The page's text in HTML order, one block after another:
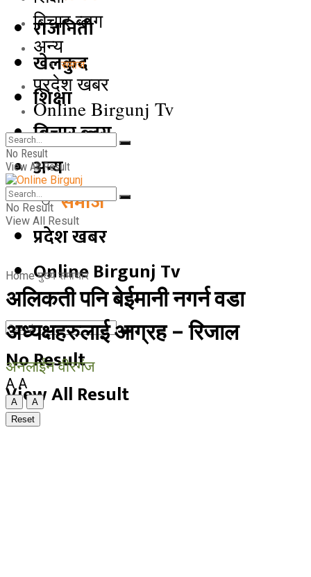
राजनिती
खेलकुद
शिक्षा
बिचार ब्लग
अन्य
समाज
प्रदेश खबर
Online Birgunj Tv
No Result
View All Result
बिचार ब्लग
अन्य
समाज
प्रदेश खबर
Online Birgunj Tv
No Result
View All Result
No Result
View All Result
Home मुख्य समाचार
अलिकती पनि बेईमानी नगर्न वडा
अध्यक्षहरुलाई आग्रह – रिजाल
अनलाईन वीरगंज
A A
A
A
Reset